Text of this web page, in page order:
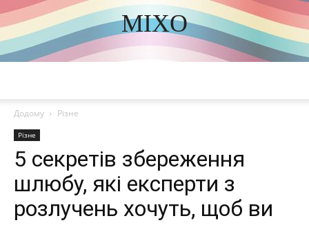
MIXO
DISCOVER THE ART OF PUBLISHING
Додому Різне
Різне
5 секретів збереження
шлюбу, які експерти з
розлучень хочуть, щоб ви